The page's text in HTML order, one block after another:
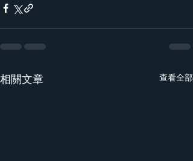
相關文章 查看全部